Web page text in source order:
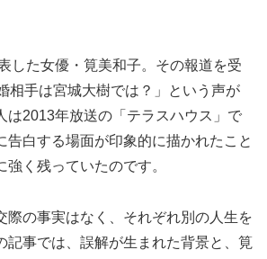
した女優・筧美和子。その報道を受
相手は宮城大樹では？」という声が
は2013年放送の「テラスハウス」で
告白する場面が印象的に描かれたこと
く残っていたのです。
際の事実はなく、それぞれ別の人生を
記事では、誤解が生まれた背景と、筧